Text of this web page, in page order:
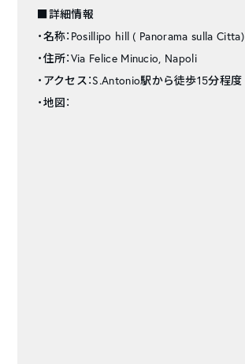
■詳細情報
・名称：Posillipo hill ( Panorama sulla Citta)
・住所：Via Felice Minucio, Napoli
・アクセス：S.Antonio駅から徒歩15分程度
・地図：